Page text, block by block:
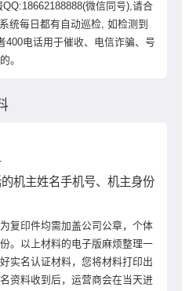
微信同号),请合
统每日都有自动巡检, 如检测到
400电话用于催收、电信诈骗、号
。
机主姓名手机号、机主身份
复印件均需加盖公司公章，个体
。以上材料的电子版麻烦整理一
实名认证材料，您将材料打印出
资料收到后，运营商会在当天进